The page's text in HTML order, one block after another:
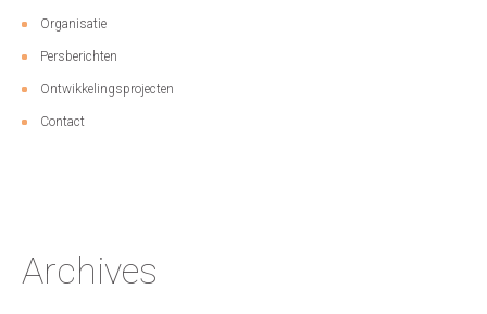
Organisatie
Persberichten
Ontwikkelingsprojecten
Contact
Archives